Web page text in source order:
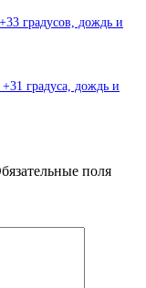
градусов, дождь и
градуса, дождь и
поля